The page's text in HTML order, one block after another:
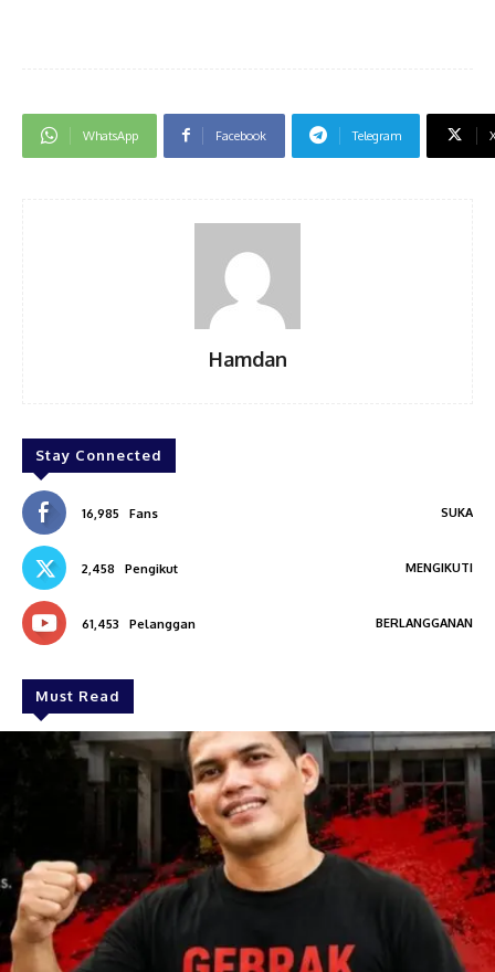
WhatsApp Facebook Telegram
Hamdan
Stay Connected
16,985 Fans SUKA
2,458 Pengikut MENGIKUTI
61,453 Pelanggan BERLANGGANAN
Must Read